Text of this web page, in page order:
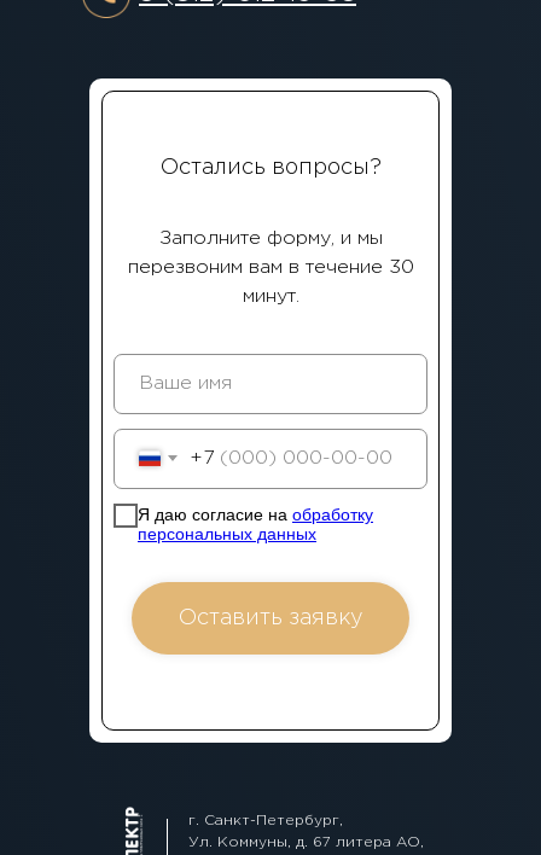
Остались вопросы?
Заполните форму, и мы
перезвоним вам в течение 30
минут.
+7
Я даю согласие на обработку
персональных данных
Оставить заявку
г. Санкт-Петербург,
Ул. Коммуны, д. 67 литера АО,